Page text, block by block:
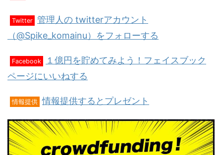
Twitter 管理人の twitterアカウント
（@Spike_komainu）をフォローする
Facebook
１億円を貯めてみよう！フェイスブック
ページにいいねする
情報提供 情報提供するとプレゼント